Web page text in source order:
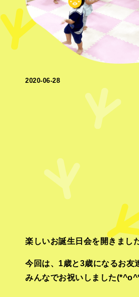
2020-06-28
楽しいお誕生日会を開きまし
今回は、1歳と3歳になるお友
みんなでお祝いしました